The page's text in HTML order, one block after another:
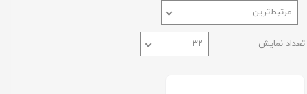
مرتبط‌ترین
تعداد نمایش ۳۲